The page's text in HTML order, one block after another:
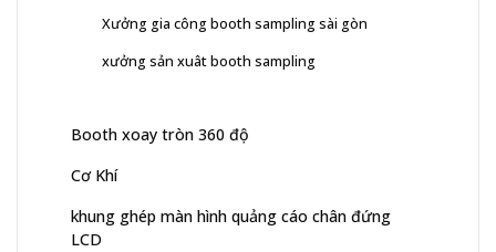
Xưởng gia công booth sampling sài gòn
xưởng sản xuât booth sampling
Booth xoay tròn 360 độ
Cơ Khí
khung ghép màn hình quảng cáo chân đứng
LCD